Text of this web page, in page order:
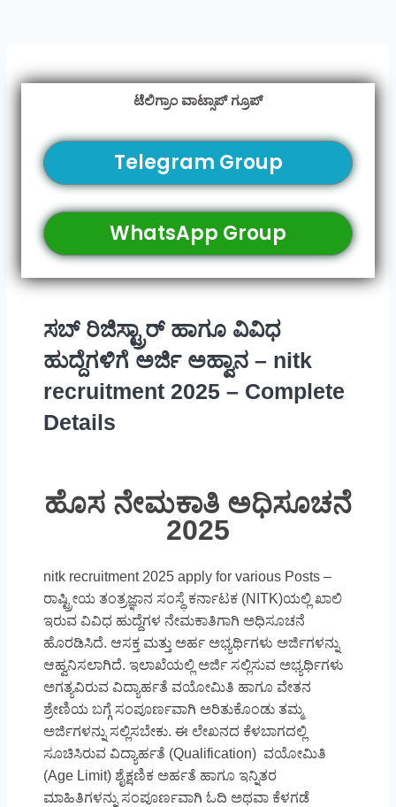
ಟೆಲಿಗ್ರಾಂ ವಾಟ್ಸಾಪ್ ಗ್ರೂಪ್
Telegram Group
WhatsApp Group
ಸಬ್ ರಿಜಿಸ್ಟ್ರಾರ್ ಹಾಗೂ ವಿವಿಧ
ಹುದ್ದೆಗಳಿಗೆ ಅರ್ಜಿ ಅಹ್ವಾನ – nitk
recruitment 2025 – Complete
Details
ಹೊಸ ನೇಮಕಾತಿ ಅಧಿಸೂಚನೆ
2025
nitk recruitment 2025 apply for various Posts –
ರಾಷ್ಟ್ರೀಯ ತಂತ್ರಜ್ಞಾನ ಸಂಸ್ಥೆ ಕರ್ನಾಟಕ (NITK)ಯಲ್ಲಿ ಖಾಲಿ
ಇರುವ ವಿವಿಧ ಹುದ್ದೆಗಳ ನೇಮಕಾತಿಗಾಗಿ ಅಧಿಸೂಚನೆ
ಹೊರಡಿಸಿದೆ. ಆಸಕ್ತ ಮತ್ತು ಅರ್ಹ ಅಭ್ಯರ್ಥಿಗಳು ಅರ್ಜಿಗಳನ್ನು
ಆಹ್ವನಿಸಲಾಗಿದೆ. ಇಲಾಖೆಯಲ್ಲಿ ಅರ್ಜಿ ಸಲ್ಲಿಸುವ ಅಭ್ಯರ್ಥಿಗಳು
ಅಗತ್ಯವಿರುವ ವಿದ್ಯಾರ್ಹತೆ ವಯೋಮಿತಿ ಹಾಗೂ ವೇತನ
ಶ್ರೇಣಿಯ ಬಗ್ಗೆ ಸಂಪೂರ್ಣವಾಗಿ ಅರಿತುಕೊಂಡು ತಮ್ಮ
ಅರ್ಜಿಗಳನ್ನು ಸಲ್ಲಿಸಬೇಕು. ಈ ಲೇಖನದ ಕೆಳಬಾಗದಲ್ಲಿ
ಸೂಚಿಸಿರುವ ವಿದ್ಯಾರ್ಹತೆ (Qualification) ವಯೋಮಿತಿ
(Age Limit) ಶೈಕ್ಷಣಿಕ ಅರ್ಹತೆ ಹಾಗೂ ಇನ್ನಿತರ
ಮಾಹಿತಿಗಳನ್ನು ಸಂಪೂರ್ಣವಾಗಿ ಓದಿ ಅಥವಾ ಕೆಳಗಡೆ